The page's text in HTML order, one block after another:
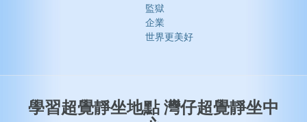
監獄
企業
世界更美好
學習超覺靜坐地點 灣仔超覺靜坐中